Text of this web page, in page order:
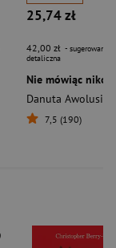
25,74 zł
42,00 zł - sugerowana
detaliczna
Nie mówiąc
Danuta Awolusi
7,5 (190)